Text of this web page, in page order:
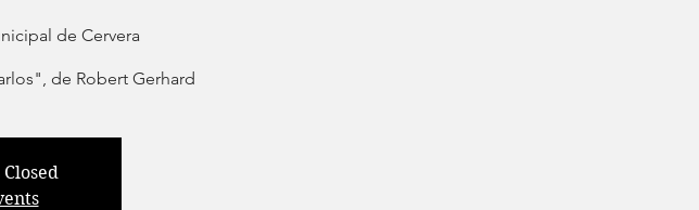
de Cervera
de Robert Gerhard